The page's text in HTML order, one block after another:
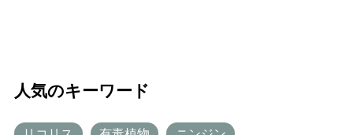
人気のキーワード